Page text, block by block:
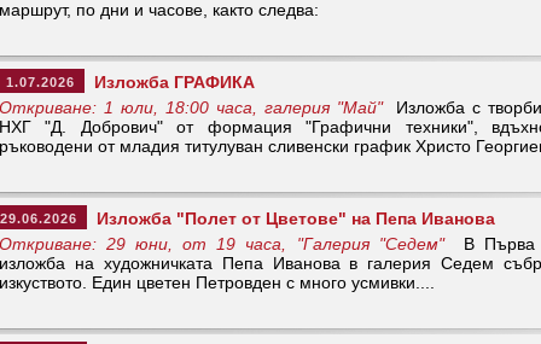
маршрут, по дни и часове, както следва:
1.07.2026
Изложба ГРАФИКА
Откриване: 1 юли, 18:00 часа, галерия "Май" Изложба с
НХГ "Д. Добрович" от формация "Графични техники",
ръководени от младия титулуван сливенски график Христо
29.06.2026
Изложба "Полет от Цветове" на Пепа Иванова
Откриване: 29 юни, от 19 часа, "Галерия "Седем"В Първа
изложба на художничката Пепа Иванова в галерия Седем
изкуството. Един цветен Петровден с много усмивки....